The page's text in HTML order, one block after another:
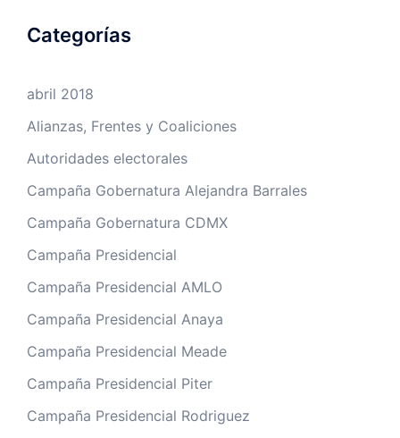
Categorías
abril 2018
Alianzas, Frentes y Coaliciones
Autoridades electorales
Campaña Gobernatura Alejandra Barrales
Campaña Gobernatura CDMX
Campaña Presidencial
Campaña Presidencial AMLO
Campaña Presidencial Anaya
Campaña Presidencial Meade
Campaña Presidencial Piter
Campaña Presidencial Rodriguez